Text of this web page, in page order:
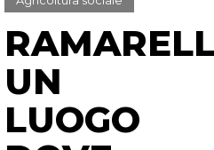
UN
LUOGO